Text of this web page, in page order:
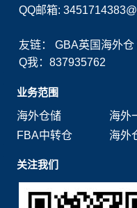
QQ邮箱:
友链：GBA英国海外仓
Q我：837935762
业务范围
海外仓储
海外
FBA中转仓
海外
关注我们